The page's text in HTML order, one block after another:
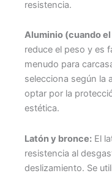
resistencia.
Aluminio (cuando
reduce el peso y es
menudo para
selecciona según la
optar por la
estética.
Latón y bronce: El
resistencia al
deslizamiento. Se